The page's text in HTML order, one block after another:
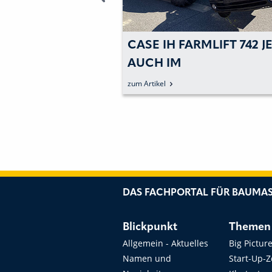
PEHOFER / DORN LIFT:
PREMIERE FÜR
ARBEITSBÜHNE MIT
BETRIEB
zum Artikel
DAS FACHPORTAL FÜR
Blickpunkt
Allgemein - Aktuelles
Namen und
Themen
Big Picture
Start-Up-